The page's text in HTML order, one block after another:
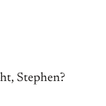
Stephen?